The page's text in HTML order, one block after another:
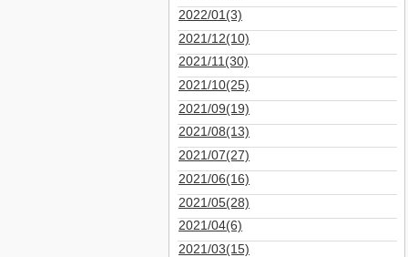
2022/01(3)
2021/12(10)
2021/11(30)
2021/10(25)
2021/09(19)
2021/08(13)
2021/07(27)
2021/06(16)
2021/05(28)
2021/04(6)
2021/03(15)